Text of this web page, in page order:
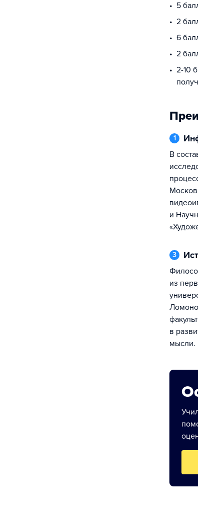
5
2
6
2
2-10
1
В состав факультета входят: лаборатория
и
3
Философский факультет МГУ — один
из
в
мысли.